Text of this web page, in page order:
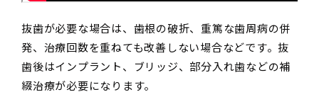
抜歯が必要な場合は、歯根の破折、重篤な歯周病の併
発、治療回数を重ねても改善しない場合などです。抜
歯後はインプラント、ブリッジ、部分入れ歯などの補
綴治療が必要になります。